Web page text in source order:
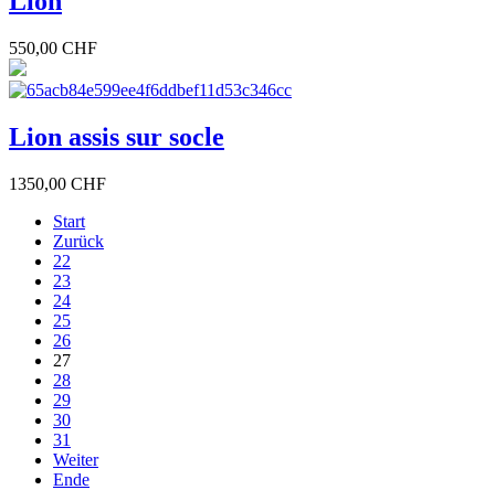
550,00 CHF
Lion assis sur socle
1350,00 CHF
Start
Zurück
22
23
24
25
26
27
28
29
30
31
Weiter
Ende